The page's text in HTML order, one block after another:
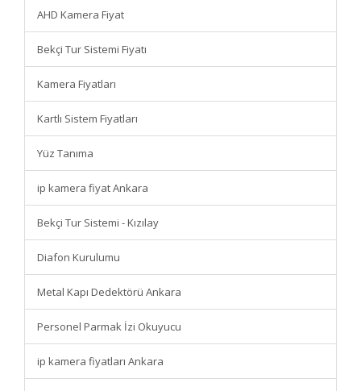
AHD Kamera Fiyat
Bekçi Tur Sistemi Fiyatı
Kamera Fiyatları
Kartlı Sistem Fiyatları
Yüz Tanıma
ip kamera fiyat Ankara
Bekçi Tur Sistemi - Kızılay
Diafon Kurulumu
Metal Kapı Dedektörü Ankara
Personel Parmak İzi Okuyucu
ip kamera fiyatları Ankara